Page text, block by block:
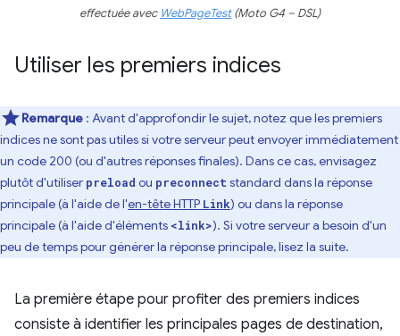
effectuée avec WebPageTest(Moto G4 – DSL)
Utiliser les premiers indices
Remarque : Avant d'approfondir le sujet, notez que les premiers
indices ne sont pas utiles si votre serveur peut envoyer immédiatement
un code 200 (ou d'autres réponses finales). Dans ce cas, envisagez
plutôt d'utiliser preload ou preconnect standard dans la réponse
principale (à l'aide de l'en-tête HTTP Link) ou dans la réponse
principale (à l'aide d'éléments <link>). Si votre serveur a besoin d'un
peu de temps pour générer la réponse principale, lisez la suite.
La première étape pour profiter des premiers indices
consiste à identifier les principales pages de destination,